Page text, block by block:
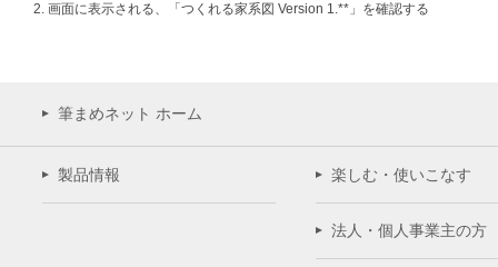
2. 画面に表示される、「つくれる家系図 Version 1.**」を確認する
筆まめネット ホーム
製品情報 楽しむ・使いこなす
法人・個人事業主の方